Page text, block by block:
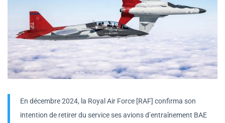
En décembre 2024, la Royal Air Force [RAF] confirma son
intention de retirer du service ses avions d’entraînement BAE